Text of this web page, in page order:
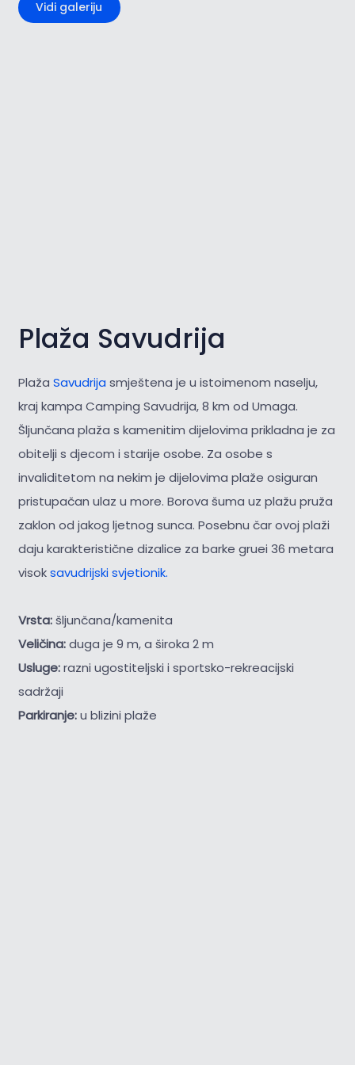
Vidi galeriju
Plaža Savudrija
Plaža Savudrija smještena je u istoimenom naselju,
kraj kampa Camping Savudrija, 8 km od Umaga.
Šljunčana plaža s kamenitim dijelovima prikladna je za
obitelji s djecom i starije osobe. Za osobe s
invaliditetom na nekim je dijelovima plaže osiguran
pristupačan ulaz u more. Borova šuma uz plažu pruža
zaklon od jakog ljetnog sunca. Posebnu čar ovoj plaži
daju karakteristične dizalice za barke gruei 36 metara
visoksavudrijski svjetionik.
Vrsta:šljunčana/kamenita
Veličina:duga je 9 m, a široka 2 m
Usluge:razni ugostiteljski i sportsko-rekreacijski
sadržaji
Parkiranje:u blizini plaže